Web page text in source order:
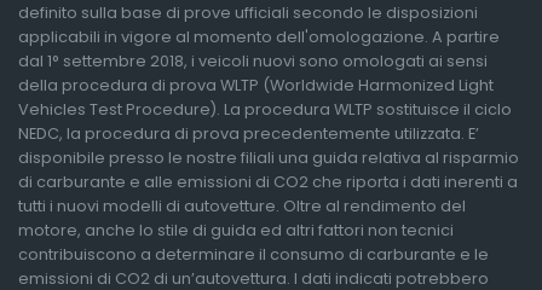
definito sulla base di prove ufficiali secondo le disposizioni
applicabili in vigore al momento dell'omologazione. A partire
dal 1° settembre 2018, i veicoli nuovi sono omologati ai sensi
della procedura di prova WLTP (Worldwide Harmonized Light
Vehicles Test Procedure). La procedura WLTP sostituisce il ciclo
NEDC, la procedura di prova precedentemente utilizzata. E’
disponibile presso le nostre filiali una guida relativa al risparmio
di carburante e alle emissioni di CO2 che riporta i dati inerenti a
tutti i nuovi modelli di autovetture. Oltre al rendimento del
motore, anche lo stile di guida ed altri fattori non tecnici
contribuiscono a determinare il consumo di carburante e le
emissioni di CO2 di un’autovettura. I dati indicati potrebbero